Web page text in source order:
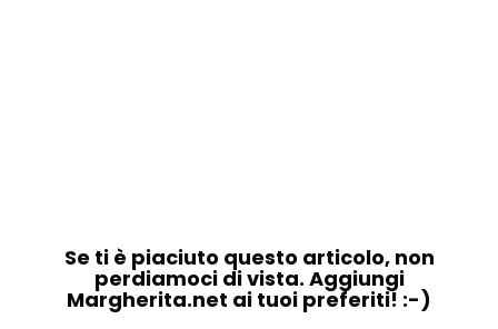
Se ti è piaciuto questo articolo, non
perdiamoci di vista. Aggiungi
Margherita.net ai tuoi preferiti! :-)